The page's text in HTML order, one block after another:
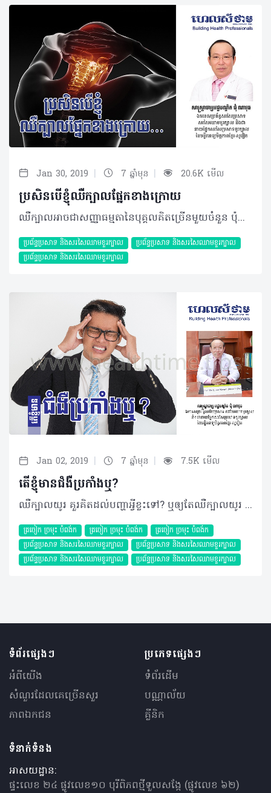
Jan 30, 2019 | 7 ឆ្នាំមុន | 20.6K មើល
ប្រសិន​បើ​​ខ្ញុំ​ឈឺក្បាល​ផ្នែកខាង​ក្រោយ
ឈឺក្បាលអាចជាសញ្ញាធម្មតានៃបុគ្គលគិតច្រើនមួយចំនួន ប៉ុន្តែប្រសិនឈឺផ្នែកខាងក្រោយដែលសង្ស័យថាជាផលប៉ះពាល់ខួរក្បាលនោះ ករណីរបស់អ្នកប្រហែលដូចនឹងករណីខាងក្រោម... សំណួរ៖ ខ្ញុំបាទអាយុ២០ឆ្នាំ កម្ពស់១ម៉ែត្រ៧០ ទម្ងន់៦២គីឡូក្រាម មានមុខរបរជានិស្សិត។ ខ្ញុំឧស្សាហ៍ឈឺក្បាលណាស់ ពិសេសនៅផ្នែកខាងក្រោយ និងគេងមិនសូវលក់។ អាការៈនេះកើតឡើងតាំងពីក្មេងៗមកម្លេះ ប៉ុន្តែ ខ្ញុំមិនដែលទទួលបានការព្យាបាលណាមួយទេ ម៉្យាង ខ្ញុំក៏មិនមានប្រើប្រាស់ថ្នាំប្រចាំកាយអ្វីដែរ។ តើការឈឺក្បាលផ្នែកខាងក្រោយបែបនេះជាសញ្ញាណនៃជំងឺអ្វី? តើត្រូវព្យាបាលដោយវិធីណាខ្លះ? ចម្លើយ៖ ចំពោះអាការៈនេះ ប្រសិនបើប្អូនឈឺពីក្មេង កើតនៅទីតាំងដដែល និងមិនមានអាការៈប្រែប្រួលទេ ចំណុចនេះមិនមែនជាបញ្ហាចោទនោះទេ។ ការគេងមិនសូវលក់អាចជះឥទ្ធិពលលើការឈឺក្បាល ហេតុនេះគួរតែរកឲ្យឃើញប្រភពនៃការគេងមិនលក់នេះ ដើម្បីដោះស្រាយការគេងមិនលក់របស់ប្អូន ដែលនាំឲ្យធូរស្រាលដល់ការឈឺក្បាលរបស់ប្អូនផងដែរ។ ម្យ៉ាងទៀត ផ្នែកខាងក្រោយរបស់ខួរក្បាលគឺពាក់ព័ន្ធនឹងគំហើញ បើមានការប៉ះពាល់លើផ្នែកខួរក្បាល គឺអាចមានបញ្ហាដល់ភ្នែក ដូចជាព្រិលភ្នែកផ្នែកខាងឆ្វេង ឬស្តាំជាដើម។ ដូចនេះ ករណីរបស់ប្អូន អាចទាក់ទងនឹងការគេងមិនលក់ មិនទាក់ទងនឹងខួរក្បាលផ្នែកខាងក្រោយទេ។ ទោះជាយ៉ាងណាក៏ដោយ ការជួបពិភាក្សាជាមួយវេជ្ជបណ្ឌិតគឺជារឿងសំខាន់ ព្រោះអាចជួយប្អូនស្រាយនូវបញ្ហាកំពុងមាន និងទទួលបានការពន្យល់ច្បាស់លាស់។ គួរបញ្ជាក់ផងដែរថា ការជួបវេជ្ជបណ្ឌិតមិនសំខាន់តែលើការផ្តល់ថ្នាំតែមួយមុខទេ តែសំខាន់លើដំបូន្មានដែលត្រូវយកទៅប្រើប្រាស់ និងអនុសាសន៍ផ្សេងៗដែលអាចរាប់បញ្ចូលទាំងមាន ឬគ្មានថ្នាំ ឬទាំងពីរ ដែលអាចឲ្យប្អូនជាពីជំងឺឈឺក្បាលនេះបានដែរ។ បកស្រាយដោយ៖ សាស្ត្រាចារ្យវេជ្ជបណ្ឌិត ជុំ ណាវុធ ឯកទេសប្រព័ន្ធសរសៃប្រសាទ សរសៃឈាមខួរក្បាល និងជានាយផ្នែកសរសៃប្រសាទខួរក្បាល នៃមន្ទីរពេទ្យមិត្តភាពខ្មែរ-សូវៀត ©2019 រក្សាសិទ្ធិគ្រប់យ៉ាង​ដោយ Healthtime Corporation ចំពោះគ្រប់អត្ថបទដោយគ្មានផ្នែកណាមួយត្រូវបោះពុម្ពផ្សាយចូល ប្រព័ន្ធអ៊ីនធឺណែតឧបករណ៍អេឡិចត្រូនិកអាត់ជាសំឡេងឬថតចំលងគ្រប់រូបភាពដោយគ្មានការអនុញ្ញាតឡើយ
ប្រព័ន្ធប្រសាទ និងសរសៃឈាមខួរក្បាល
ប្រព័ន្ធប្រសាទ និងសរសៃឈាមខួរក្បាល
ប្រព័ន្ធប្រសាទ និងសរសៃឈាមខួរក្បាល
Jan 02, 2019 | 7 ឆ្នាំមុន | 7.5K មើល
តើខ្ញុំមានជំងឺប្រកាំងឬ?
ឈឺក្បាលយូរ គួរគិតដល់បញ្ហាអ្វីខ្លះទៅ? ឬឲ្យតែឈឺក្បាលយូរ សុទ្ធតែជាជាជំងឺប្រកាំងមែនទេ? ដើម្បីស្រាយចង្ងល់នូវសំណួរទាំងនេះអត្ថបទខាងក្រោម អាចជាចម្លើយសម្រាប់មិត្តអ្នកអានទាំងឡាយបាន… សំណួរ៖ ខ្ញុំបាទអាយុ២៣ឆ្នាំ ភេទប្រុស កម្ពស់១ម៉ែត្រ៦២ ទម្ងន់៥៥គីឡូក្រាម មុខរបរជា និស្សិត។ រយៈពេល២ឆ្នាំកន្លងមកនេះ ខ្ញុំមានអាការៈឈឺក្បាល គេងមិនសូវលក់ និងហេវហត់ ជាខ្លាំង ហើយភាគច្រើនខ្ញុំតែងតែស្វែងរកការ ព្យាបាលដោយការប្រើថ្នាំឈឺក្បាល ឬផ្តាសាយ ប៉ុណ្ណោះ។ ខ្ញុំបាទចង់សួរទៅកាន់លោកវេជ្ជបណ្ឌិតថា ការឈឺក្បាលរយៈពេលយូរបែបនេះនឹងប៉ះពាល់ដល់ខួរក្បាលខ្ញុំដូចម្តេចខ្លះ? តើគួរតែព្យាបាលបែបណា ទើបមានប្រសិទ្ធភាព? តើនេះជា ជំងឺប្រកាំង ឬយ៉ាងណា? ចម្លើយ៖ ទាក់ទងនឹងកត្តាឈឺក្បាល និងការហេវហត់ត្រូវពិនិត្យមើលលើសុខភាពទូទៅ ថាមានខ្វះគ្រាប់ឈាមក្រហម គ្រាប់ឈាមមិនមានមេរោគ បានចាក់ថ្នាំបង្ការគ្រប់ចំនួន។ ទោះជាយ៉ាង ណាក៏ដោយ ប្រសិនបើមិនមានអាការៈជំងឺផ្សេង ទៀតទេ ព្រមទាំងធ្វើតាមបទដ្ឋានត្រឹមត្រូវហើយ នៅតែឈឺក្បាលទៀត ដូចនេះត្រូវចោទសួរថាតើការឈឺក្បាលបណ្តាលមកពីមូលហេតុអ្វី? ការឈឺក្បាលរយៈពេលយូរ មានលក្ខណៈឈឺបាត់ៗ តែមិនមានភាពធ្ងន់ធ្ងរអ្វីទេ ការឈឺនេះអាចទាក់ ទងនឹងអារម្មណ៍ច្រើនជាង។ បើមានជាដុំសាច់ផ្សេងៗក្នុងខួរក្បាល ឬការប៉ះពាល់ដល់ប្រព័ន្ធ ប្រសាទ វាមិនប្រាកដថាមានតែឈឺក្បាលមួយមុខទេ អាចមានលេចចេញជាសញ្ញាផ្សេងៗទៀត ដូចជាមិនអាចកម្រើកដៃ ឬជើងបាន រឹងក ឡើងកម្តៅ ស្ពឹក ប៉ះពាល់លើភ្នែក ឬត្រចៀកជាដើម។ បើសិនជាប្រកាំង ការឈឺត្រូវមានលក្ខណៈពិសេសដូចជាឈឺមួយចំហៀង ឆ្វេង ឬស្តាំ រយៈពេលឈឺតិចជាង ៧២ ម៉ោង ហើយការឈឺមាន ពេលវេលាច្បាស់លាស់ និងមានអាការៈក្អួតចង្អោរ ស្រវាំងភ្នែកជាដើម។ ប៉ុន្តែការជួបពិគ្រោះជាមួយវេជ្ជបណ្ឌិត ផ្នែកប្រព័ន្ធសរសៃប្រសាទ ខួរក្បាល និងសរសៃប្រសាទ ដើម្បីធ្វើរោគវិនិច្ឆ័យ ឲ្យបានត្រឹមត្រូវទើបជាការប្រសើរ។ បកស្រាយដោយ៖ សាស្ត្រាចារ្យ វេជ្ជបណ្ឌិត ជុំ ណាវុធ ឯកទេសប្រព័ន្ធសរសៃប្រសាទ សរសៃឈាមខួរក្បាល នាយផ្នែកសរសៃប្រសាទខួរក្បាល នៃមន្ទីរពេទ្យមិត្តភាពខ្មែរ-សូវៀត ©2019 រក្សាសិទ្ធិគ្រប់យ៉ាង​ដោយ Healthtime Corporation ចំពោះគ្រប់អត្ថបទដោយគ្មានផ្នែកណាមួយត្រូវបោះពុម្ពផ្សាយចូល ប្រព័ន្ធអ៊ីនធឺណែតឧបករណ៍អេឡិចត្រូនិកអាត់ជាសំឡេងឬថតចំលងគ្រប់រូបភាពដោយគ្មានការអនុញ្ញាតឡើយ
ត្រចៀក ច្រមុះ បំពង់ក ត្រចៀក ច្រមុះ បំពង់ក
ត្រចៀក ច្រមុះ បំពង់ក
ប្រព័ន្ធប្រសាទ និងសរសៃឈាមខួរក្បាល
ប្រព័ន្ធប្រសាទ និងសរសៃឈាមខួរក្បាល
ប្រព័ន្ធប្រសាទ និងសរសៃឈាមខួរក្បាល
ប្រព័ន្ធប្រសាទ និងសរសៃឈាមខួរក្បាល
ទំព័រផ្សេងៗ
អំពីយើង
សំណួរ​ដែលគេ​ច្រើន​សួរ
ភាពឯកជន
ប្រភេទផ្សេងៗ
ទំព័រដើម
បណ្ណាល័យ
គ្លីនិក
ទំនាក់ទំនង
អាសយដ្ឋាន:
ផ្ទះលេខ ២៤ ផ្លូវលេខ១០ បុរីពិភពថ្មីទួលសង្កែ (ផ្លូវលេខ ៦២)